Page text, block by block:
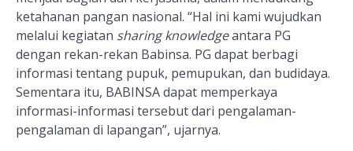
ketahanan pangan nasional. “Hal ini kami wujudkan
melalui kegiatan sharing knowledgeantara PG
dengan rekan-rekan Babinsa. PG dapat berbagi
informasi tentang pupuk, pemupukan, dan budidaya.
Sementara itu, BABINSA dapat memperkaya
informasi-informasi tersebut dari pengalaman-
pengalaman di lapangan”, ujarnya.